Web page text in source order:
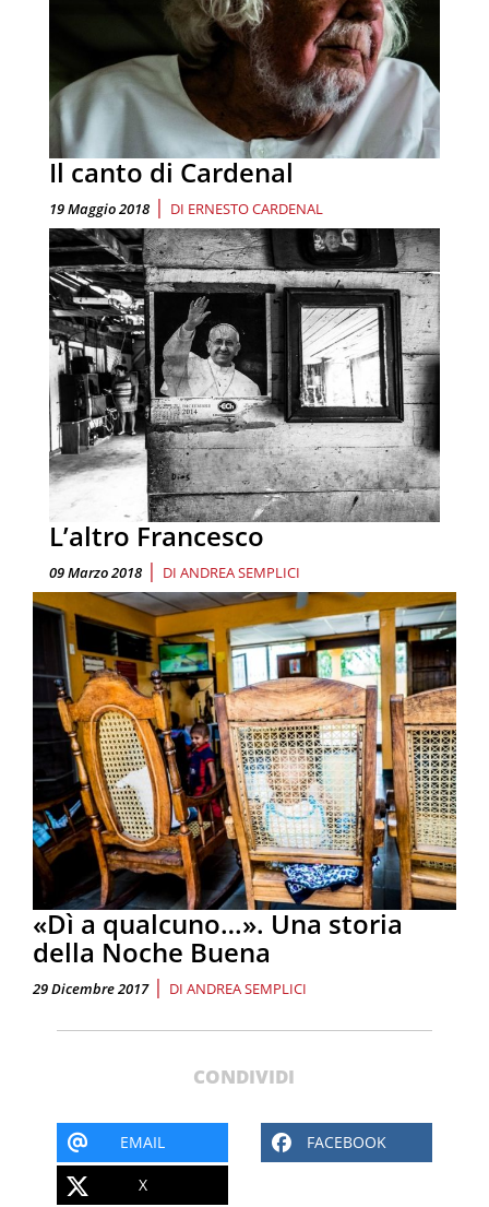
Il canto di Cardenal
19 Maggio 2018 | DI ERNESTO CARDENAL
L’altro Francesco
09 Marzo 2018 | DI ANDREA SEMPLICI
«Dì a qualcuno…». Una storia
della Noche Buena
29 Dicembre 2017 | DI ANDREA SEMPLICI
CONDIVIDI
EMAIL FACEBOOK
X